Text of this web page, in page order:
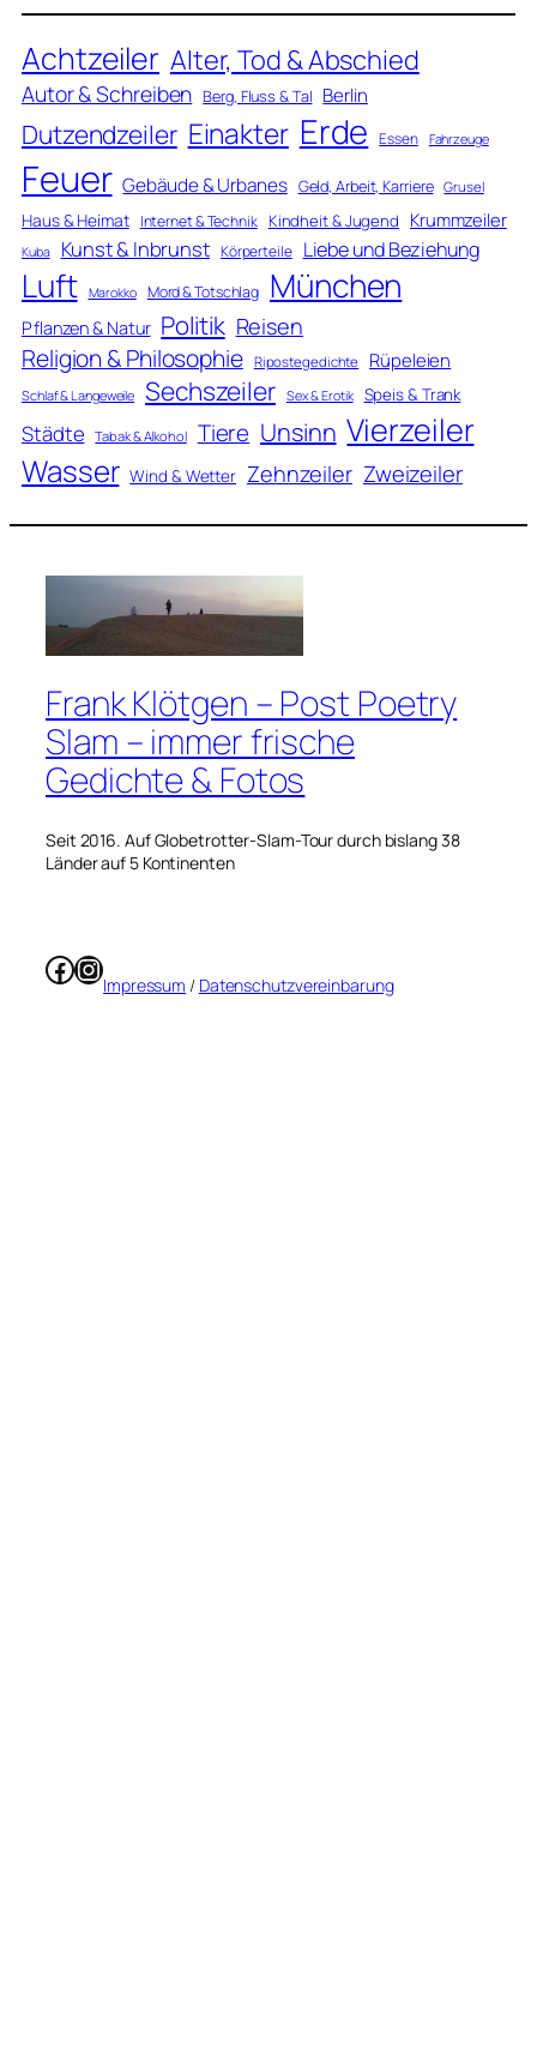
Achtzeiler Alter, Tod & Abschied
Autor & Schreiben Berg, Fluss & Tal Berlin
Dutzendzeiler Einakter Erde Essen Fahrzeuge
Feuer Gebäude & Urbanes Geld, Arbeit, Karriere Grusel
Haus & Heimat Internet & Technik Kindheit & Jugend Krummzeiler
Kuba Kunst & Inbrunst Körperteile Liebe und Beziehung
Luft Marokko Mord & Totschlag München
Pflanzen & Natur Politik Reisen
Religion & Philosophie Ripostegedichte Rüpeleien
Schlaf & Langeweile Sechszeiler Sex & Erotik Speis & Trank
Städte Tabak & Alkohol Tiere Unsinn Vierzeiler
Wasser Wind & Wetter Zehnzeiler Zweizeiler
Frank Klötgen – Post Poetry
Slam – immer frische
Gedichte & Fotos
Seit 2016. Auf Globetrotter-Slam-Tour durch bislang 38
Länder auf 5 Kontinenten
Facebook
Instagram
Impressum / Datenschutzvereinbarung